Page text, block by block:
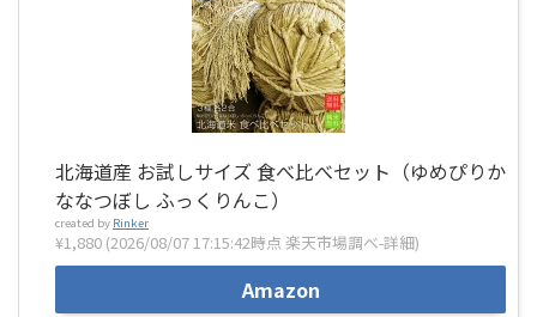
北海道産 お試しサイズ 食べ比べセット（ゆめぴりか
ななつぼし ふっくりんこ）
created by Rinker
¥1,880 (2026/08/07 17:15:42時点 楽天市場調べ-詳細)
Amazon